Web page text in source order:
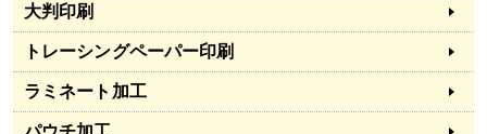
大判印刷
トレーシングペーパー印刷
ラミネート加工